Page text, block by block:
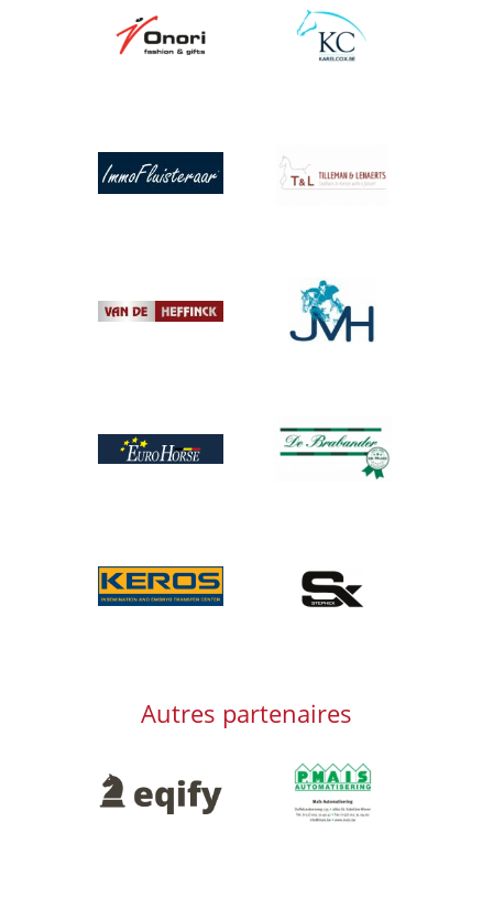
Afbeelding Afbeelding
Afbeelding Afbeelding
Afbeelding
Afbeelding
Afbeelding
Afbeelding
Afbeelding
Afbeelding
Autres partenaires
Afbeelding Afbeelding